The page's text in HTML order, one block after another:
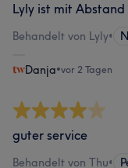
Lyly ist mit
Behandelt von Lyly•
Danja•vor 2 Tagen
guter service
Behandelt von Thu•